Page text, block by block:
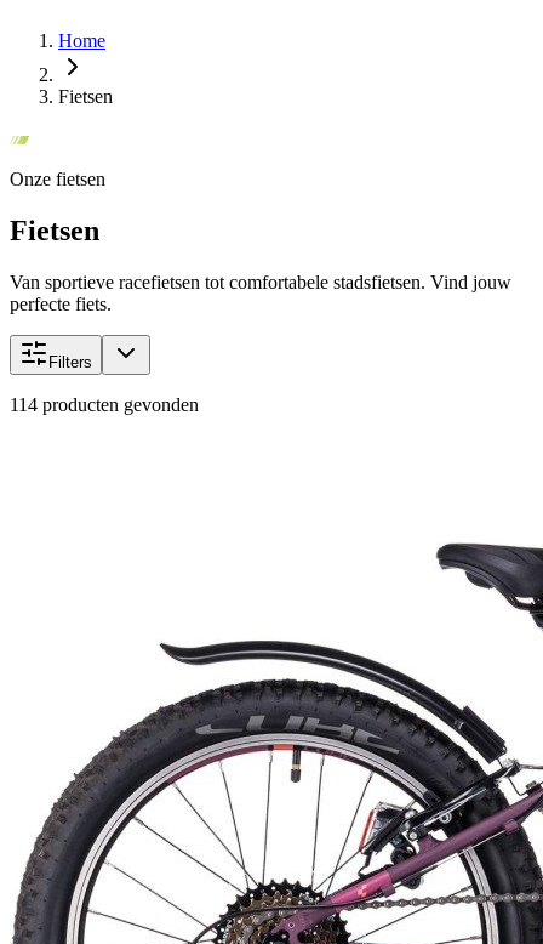
Home
Fietsen
Onze fietsen
Fietsen
Van sportieve racefietsen tot comfortabele stadsfietsen. Vind jouw
perfecte fiets.
Filters
114 producten gevonden